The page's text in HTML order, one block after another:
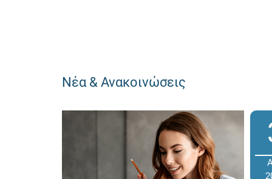
Νέα & Ανακοινώσεις